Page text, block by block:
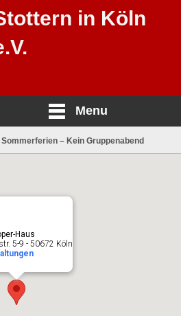
in Köln
Menu
Sommerferien – Kein Gruppenabend
Haus
5-9 - 50672 Köln